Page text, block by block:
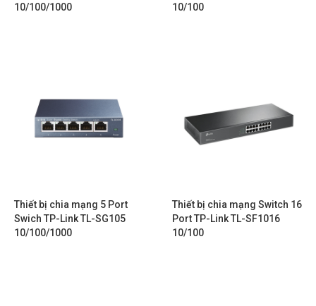
10/100/1000
10/100
Thiết bị chia mạng 5 Port
Swich TP-Link TL-SG105
10/100/1000
Thiết bị chia mạng Switch 16
Port TP-Link TL-SF1016
10/100